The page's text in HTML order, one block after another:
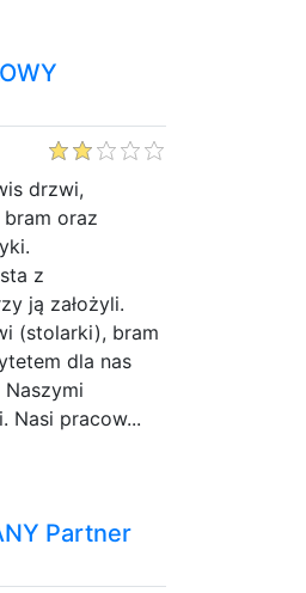
drzwi,
bram oraz
z
ją założyli.
(stolarki), bram
dla nas
Nasi pracow...
Partner